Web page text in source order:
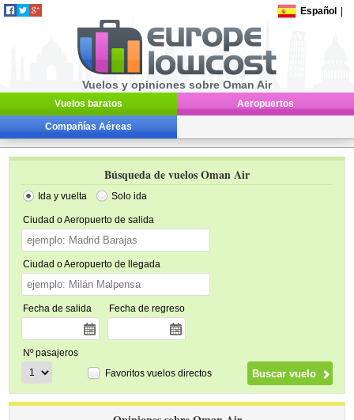
Español
Vuelos y opiniones sobre Oman Air
Vuelos baratos Aeropuertos
Compañías Aéreas
Búsqueda de vuelos Oman Air
Ida y vuelta Solo ida
Ciudad o Aeropuerto de salida
Ciudad o Aeropuerto de llegada
Fecha de salida Fecha de regreso
Nº pasajeros
Favoritos vuelos directos